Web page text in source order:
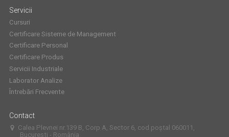
Servicii
Cursuri
Certificare Sisteme de Management
Certificare Personal
Certificare Produs
Servicii Industriale
Laborator Analize
Întrebări Frecvente
Contact
Calea Plevnei nr.139 B, Corp A, Sector 6, cod poștal 060011,
București - România